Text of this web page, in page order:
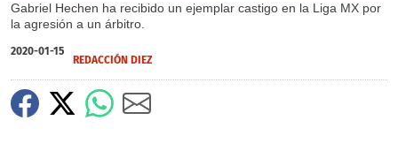
Gabriel Hechen ha recibido un ejemplar castigo en la Liga MX por
la agresión a un árbitro.
2020-01-15
REDACCIÓN DIEZ